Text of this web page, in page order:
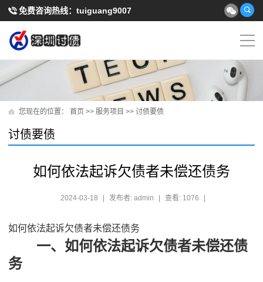
免费咨询热线： tuiguang9007
您现在的位置： 首页 >> 服务项目 >> 讨债要债
讨债要债
如何依法起诉欠债者未偿还债务
2024-03-18 发布者: admin 查看: 1076
如何依法起诉欠债者未偿还债务
一、如何依法起诉欠债者未偿还债
务